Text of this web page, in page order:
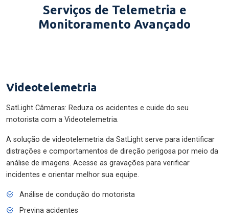
Serviços de Telemetria e
Monitoramento Avançado
Videotelemetria
SatLight Câmeras: Reduza os acidentes e cuide do seu
motorista com a Videotelemetria.
A solução de videotelemetria da SatLight serve para identificar
distrações e comportamentos de direção perigosa por meio da
análise de imagens. Acesse as gravações para verificar
incidentes e orientar melhor sua equipe.
Análise de condução do motorista
Previna acidentes